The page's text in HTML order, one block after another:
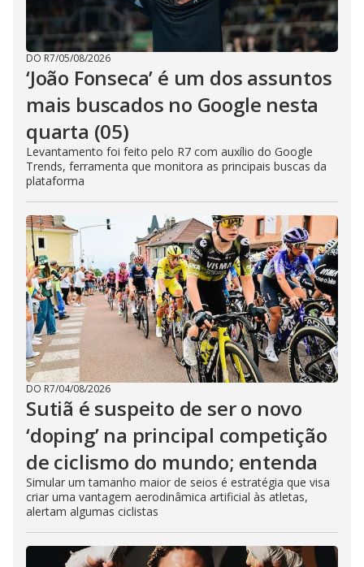
DO R7/05/08/2026
‘João Fonseca’ é um dos assuntos
mais buscados no Google nesta
quarta (05)
Levantamento foi feito pelo R7 com auxílio do Google
Trends, ferramenta que monitora as principais buscas da
plataforma
DO R7/04/08/2026
Sutiã é suspeito de ser o novo
‘doping’ na principal competição
de ciclismo do mundo; entenda
Simular um tamanho maior de seios é estratégia que visa
criar uma vantagem aerodinâmica artificial às atletas,
alertam algumas ciclistas